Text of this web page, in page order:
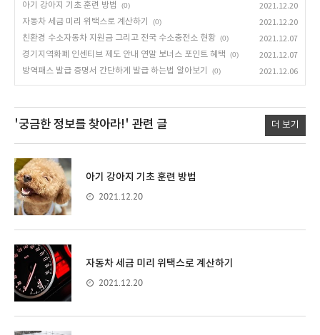
아기 강아지 기초 훈련 방법 (0)
2021.12.20
자동차 세금 미리 위택스로 계산하기
(0)
2021.12.20
친환경 수소자동차 지원금 그리고 전국 수소충전소 현황 (0)
2021.12.07
경기지역화폐 인센티브 제도 안내 연말 보너스 포인트 혜택
(0)
2021.12.07
방역패스 발급 증명서 간단하게 발급 하는법 알아보기
(0) 2021.12.06
'궁금한 정보를 찾아라!' 관련 글 더 보기
아기 강아지 기초 훈련 방법
2021.12.20
자동차 세금 미리 위택스로 계산하기
2021.12.20